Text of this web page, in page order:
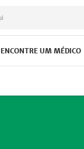
ENCONTRE UM MÉDICO